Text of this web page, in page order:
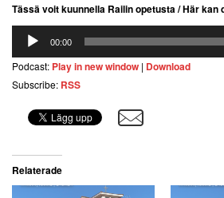
Tässä voit kuunnella Railin opetusta / Här kan
Ljudspelare
00:00
Podcast: Play in new window | Download
Subscribe: RSS
Relaterade